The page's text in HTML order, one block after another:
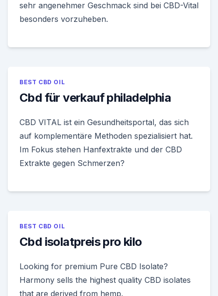
sehr angenehmer Geschmack sind bei CBD-Vital
besonders vorzuheben.
BEST CBD OIL
Cbd für verkauf philadelphia
CBD VITAL ist ein Gesundheitsportal, das sich
auf komplementäre Methoden spezialisiert hat.
Im Fokus stehen Hanfextrakte und der CBD
Extrakte gegen Schmerzen?
BEST CBD OIL
Cbd isolatpreis pro kilo
Looking for premium Pure CBD Isolate?
Harmony sells the highest quality CBD isolates
that are derived from hemp.